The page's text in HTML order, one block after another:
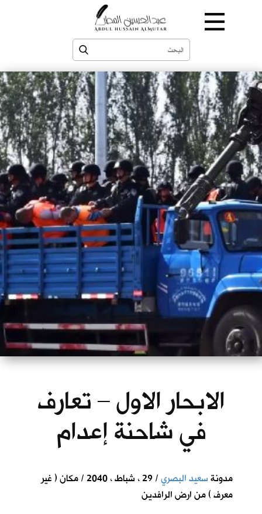
الابحار الاول – تعارف
في شاحنة إعدام
مدونةسعيد البصري
/ 29 ، شباط ، 2040 / مكان ( غير
معرف ) من ارض الرافدين